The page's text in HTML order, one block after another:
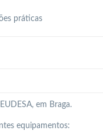
práticas
em Braga.
equipamentos: